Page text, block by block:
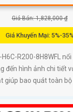
Giá Bán: 1,828,000 ₫
Giá Khuyến Mại: 5%-
R200-8H8WFL
đến hình ảnh chi tiết
giúp bao quát toàn